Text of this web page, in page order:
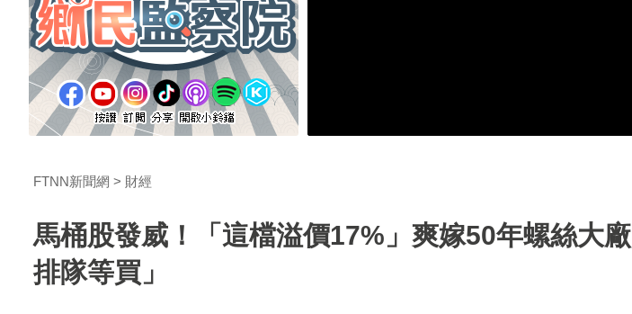
FTNN新聞網 財經
馬桶股發威！「這檔溢價17%」爽嫁50年螺絲大
排隊等買」